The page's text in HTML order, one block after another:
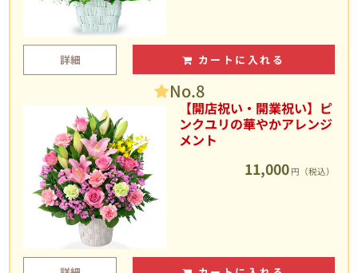
詳細 カートに入れる
No.8
【開店祝い・開業祝い】ピ
ンクユリの華やかアレンジ
メント
11,000 円（税込）